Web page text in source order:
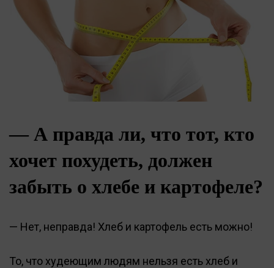
— А правда ли, что тот, кто
хочет похудеть, должен
забыть о хлебе и картофеле?
— Нет, неправда! Хлеб и картофель есть можно!
То, что худеющим людям нельзя есть хлеб и